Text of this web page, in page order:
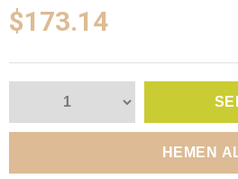
$173.14